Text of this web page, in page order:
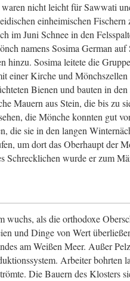
waren nicht leicht für Sawwati
einheimischen
im Juni Schnee in den
namens Sosima German
hinzu. Sosima leitete die
einer Kirche und
Bienen und bauten in
Mauern aus Stein, die bis zu
die Mönche konnten gut
die sie in den langen
um dort das Oberhaupt der
Schrecklichen wurde er zum
wuchs, als die orthodoxe
und Dinge von Wert
am Weißen Meer. Außer
Arbeiter bohrten
Die Bauern des Klosters